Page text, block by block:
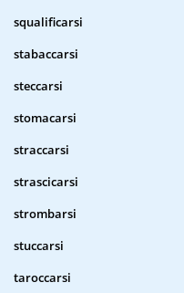
squalificarsi
stabaccarsi
steccarsi
stomacarsi
straccarsi
strascicarsi
strombarsi
stuccarsi
taroccarsi